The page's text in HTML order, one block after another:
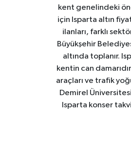
kent genelindeki
için Isparta altın
ilanları, farklı
Büyükşehir
altında toplanır.
kentin can
araçları ve trafik
Demirel
Isparta konser